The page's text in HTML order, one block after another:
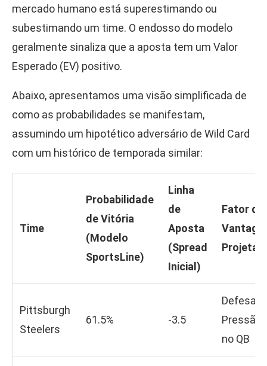
mercado humano está superestimando ou
subestimando um time. O endosso do modelo
geralmente sinaliza que a aposta tem um Valor
Esperado (EV) positivo.
Abaixo, apresentamos uma visão simplificada de
como as probabilidades se manifestam,
assumindo um hipotético adversário de Wild Card
com um histórico de temporada similar:
Time
Probabilidade
de Vitória
(Modelo
SportsLine)
Linha
de
Aposta
(Spread
Inicial)
Fator de
Pittsburgh
Steelers
61.5% -3.5
Defesa e
Pressão
no QB